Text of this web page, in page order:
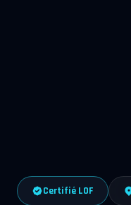
Certifié LOF